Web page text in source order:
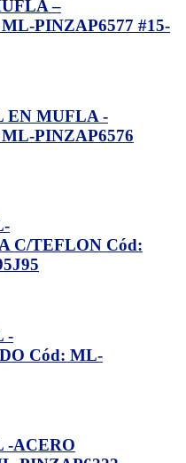
–
PINZAP6577 #15-
EN MUFLA -
PINZAP6576
C/TEFLON Cód:
-
Cód: ML-
-ACERO